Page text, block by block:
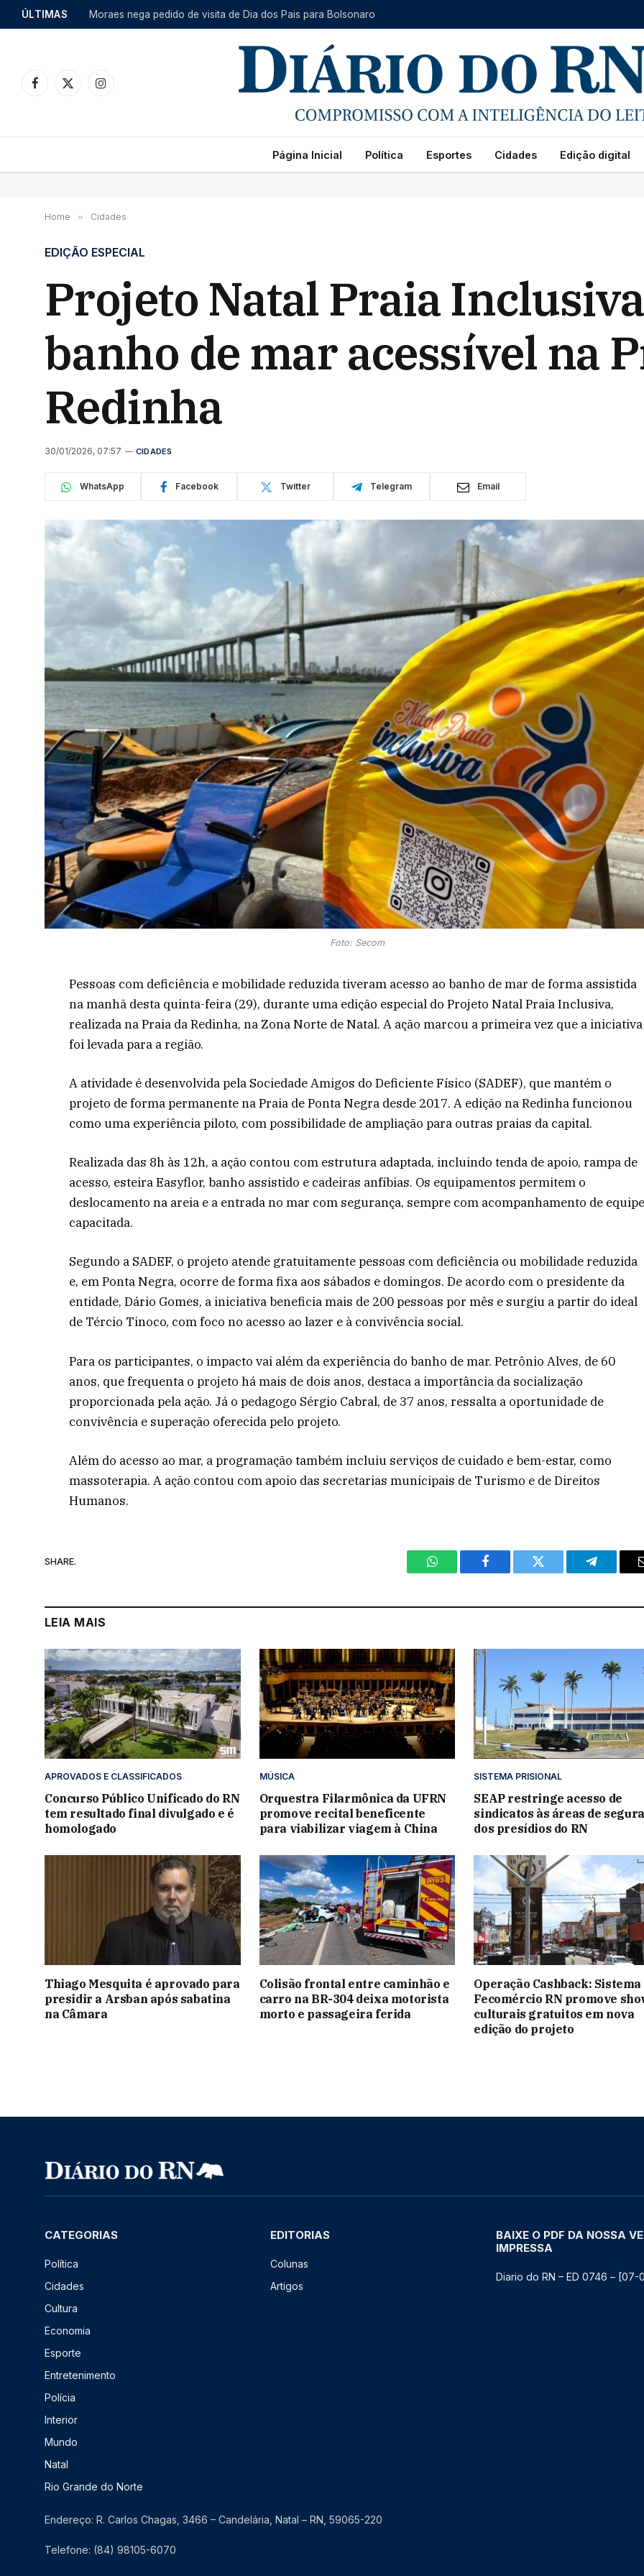
ÚLTIMAS Moraes nega pedido de visita de Dia dos Pais para Bolsonaro
Facebook
X
Instagram
Página Inicial Política Esportes Cidades Edição digital
Home » Cidades
EDIÇÃO ESPECIAL
Projeto Natal Praia
banho de mar acessível na
Redinha
30/01/2026, 07:57 CIDADES
WhatsApp Facebook Twitter Telegram Email
Foto: Secom
Pessoas com deficiência e mobilidade reduzida tiveram acesso ao banho de mar de forma assistida
na manhã desta quinta-feira (29), durante uma edição especial do Projeto Natal Praia Inclusiva,
realizada na Praia da Redinha, na Zona Norte de Natal. A ação marcou a primeira vez que a iniciativa
foi levada para a região.
A atividade é desenvolvida pela Sociedade Amigos do Deficiente Físico (SADEF), que mantém o
projeto de forma permanente na Praia de Ponta Negra desde 2017. A edição na Redinha funcionou
como uma experiência piloto, com possibilidade de ampliação para outras praias da capital.
Realizada das 8h às 12h, a ação contou com estrutura adaptada, incluindo tenda de apoio, rampa de
acesso, esteira Easyflor, banho assistido e cadeiras anfíbias. Os equipamentos permitem o
deslocamento na areia e a entrada no mar com segurança, sempre com acompanhamento de
capacitada.
Segundo a SADEF, o projeto atende gratuitamente pessoas com deficiência ou mobilidade reduzida
e, em Ponta Negra, ocorre de forma fixa aos sábados e domingos. De acordo com o presidente da
entidade, Dário Gomes, a iniciativa beneficia mais de 200 pessoas por mês e surgiu a partir do ideal
de Tércio Tinoco, com foco no acesso ao lazer e à convivência social.
Para os participantes, o impacto vai além da experiência do banho de mar. Petrônio Alves, de 60
anos, que frequenta o projeto há mais de dois anos, destaca a importância da socialização
proporcionada pela ação. Já o pedagogo Sérgio Cabral, de 37 anos, ressalta a oportunidade de
convivência e superação oferecida pelo projeto.
Além do acesso ao mar, a programação também incluiu serviços de cuidado e bem-estar, como
massoterapia. A ação contou com apoio das secretarias municipais de Turismo e de Direitos
Humanos.
SHARE.
WhatsAppFacebook Twitter Telegram
LEIA MAIS
APROVADOS E CLASSIFICADOS
Concurso Público Unificado do RN
tem resultado final divulgado e é
homologado
MÚSICA
Orquestra Filarmônica da UFRN
promove recital beneficente
para viabilizar viagem à China
SISTEMA PRISIONAL
SEAP restringe acesso de
sindicatos às áreas de
dos presídios do RN
Thiago Mesquita é aprovado para
presidir a Arsban após sabatina
na Câmara
Colisão frontal entre caminhão e
carro na BR-304 deixa motorista
morto e passageira ferida
Operação Cashback: Sistema
Fecomércio RN promove
culturais gratuitos em nova
edição do projeto
CATEGORIAS
Política
Cidades
Cultura
Economia
Esporte
Entretenimento
Polícia
Interior
Mundo
Natal
Rio Grande do Norte
EDITORIAS
Colunas
Artigos
BAIXE O PDF DA NOSSA
IMPRESSA
Diario do RN – ED 0746 –
Endereço: R. Carlos Chagas, 3466 – Candelária, Natal – RN, 59065-220
Telefone: (84) 98105-6070